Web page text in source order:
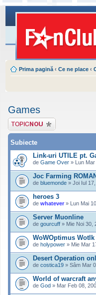
Prima pagină ‹ Ce ne place ‹
Games
Scrie un subiect
nou
Subiecte
Link-uri UTILE pt.
de Game Over » Lun Mar
Joc Farming
de bluemonde » Joi Iul
heroes 3
de whatever » Lun Mai
Server Muonline
de gourcuff » Mie Noi 30,
WoWOptimus
de holypower » Mie Mar
Desert Operation
de costica19 » Sâm Mar
World of warcraft
de God » Mar Feb 08,